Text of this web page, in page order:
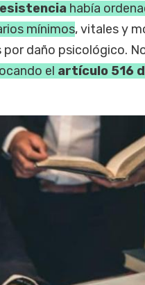
había
mínimos, vitales y
por daño psicológico.
el artículo 516